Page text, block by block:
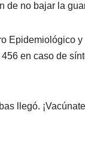
de no bajar la
Epidemiológico
en caso de
llegó.